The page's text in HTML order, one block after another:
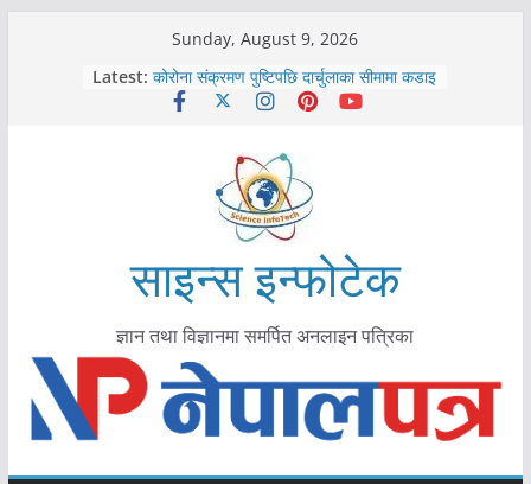
Sunday, August 9, 2026
Latest:
काभ्रेपलाञ्चोकमा आयुर्वेद स्वास्थ्योपचारतर्फ
आकर्षण बढ्दै
कोरोना संक्रमण पुष्टिपछि दार्चुलाका सीमामा कडाइ
मकवानपुरमा खोरेत रोग विरुद्धको खोप लगाउन
आयुर्वेद चिकित्सा प्रणालीको भूमिका महत्वपूर्ण छ :
मुख्यमन्त्री शाह
साइन्स इन्फोटेक
ज्ञान तथा विज्ञानमा समर्पित अनलाइन पत्रिका